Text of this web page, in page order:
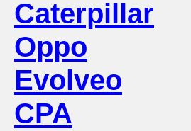
Caterpillar
Oppo
Evolveo
CPA